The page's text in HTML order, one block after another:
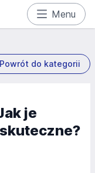
Menu
Powrót do kategorii
je